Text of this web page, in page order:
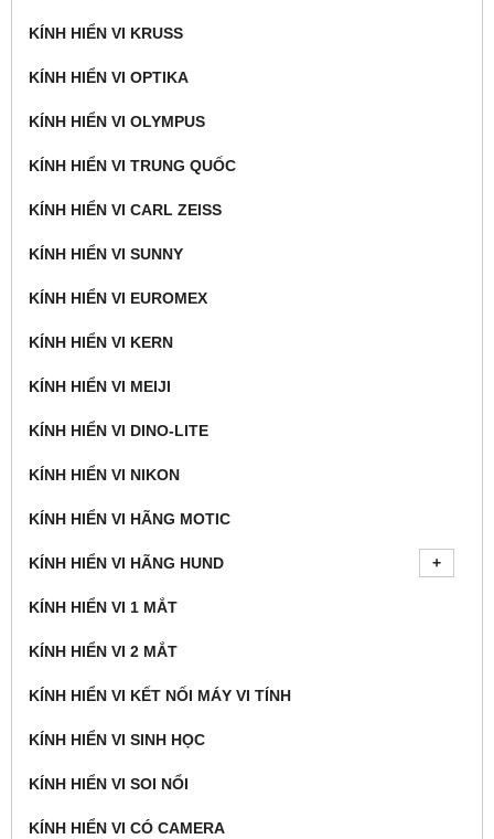
KÍNH HIỂN VI KRUSS
KÍNH HIỂN VI OPTIKA
KÍNH HIỂN VI OLYMPUS
KÍNH HIỂN VI TRUNG QUỐC
KÍNH HIỂN VI CARL ZEISS
KÍNH HIỂN VI SUNNY
KÍNH HIỂN VI EUROMEX
KÍNH HIỂN VI KERN
KÍNH HIỂN VI MEIJI
KÍNH HIỂN VI DINO-LITE
KÍNH HIỂN VI NIKON
KÍNH HIỂN VI HÃNG MOTIC
KÍNH HIỂN VI HÃNG HUND
KÍNH HIỂN VI 1 MẮT
KÍNH HIỂN VI 2 MẮT
KÍNH HIỂN VI KẾT NỐI MÁY VI TÍNH
KÍNH HIỂN VI SINH HỌC
KÍNH HIỂN VI SOI NỔI
KÍNH HIỂN VI CÓ CAMERA